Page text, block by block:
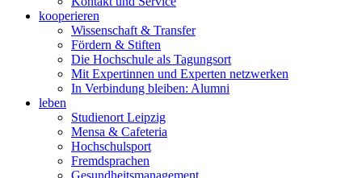
kooperieren
Wissenschaft & Transfer
Fördern & Stiften
Die Hochschule als Tagungsort
Mit Expertinnen und Experten netzwerken
In Verbindung bleiben: Alumni
leben
Studienort Leipzig
Mensa & Cafeteria
Hochschulsport
Fremdsprachen
Gesundheitsmanagement